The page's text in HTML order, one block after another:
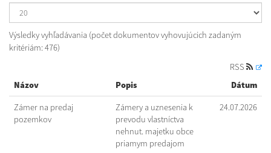
Výsledky vyhľadávania (počet dokumentov vyhovujúcich zadaným
kritériám: 476)
RSS
Názov
Popis Dátum
Zámer na predaj
pozemkov
Zámery a uznesenia k
prevodu vlastníctva
nehnut. majetku obce
priamym predajom
24.07.2026